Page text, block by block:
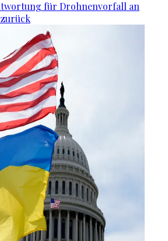
für Drohnenvorfall an